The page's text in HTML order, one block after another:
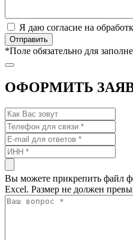
Я даю согласие на
*Поле обязательно для
ОФОРМИТЬ
Вы можете прикрепить файл
Excel. Размер не должен